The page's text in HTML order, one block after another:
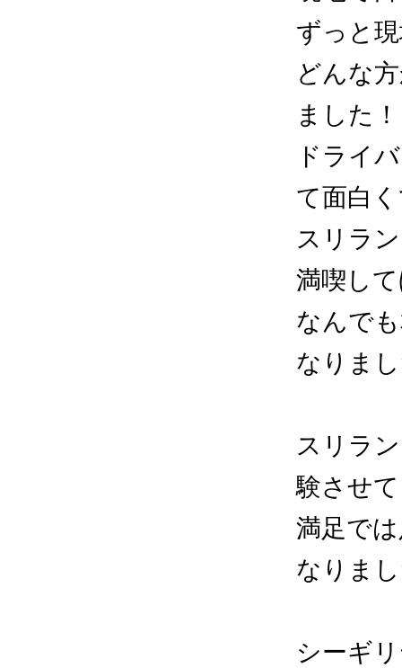
ずっと
どんな
ました
ドライ
て面白
スリラ
満喫し
なんで
なりま
スリラ
験させ
満足で
なりま
シーギ